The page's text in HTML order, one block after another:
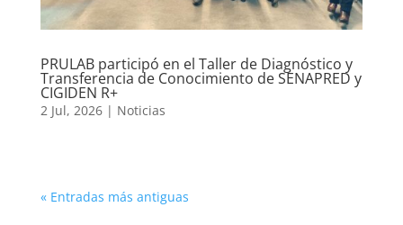
PRULAB participó en el Taller de Diagnóstico y
Transferencia de Conocimiento de SENAPRED y
CIGIDEN R+
2 Jul, 2026| Noticias
« Entradas más antiguas